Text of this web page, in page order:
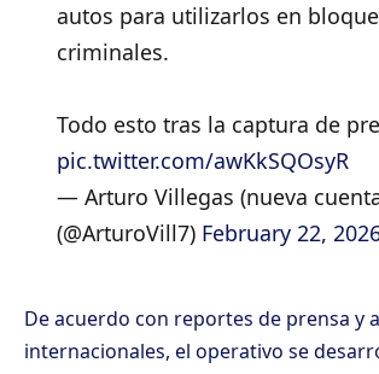
autos para utilizarlos en
criminales.
Todo esto tras la captura de
pic.twitter.com/awKkSQOsyR
— Arturo Villegas (nueva
(@ArturoVill7) February 22,
De acuerdo con reportes de prensa y
internacionales, el operativo se